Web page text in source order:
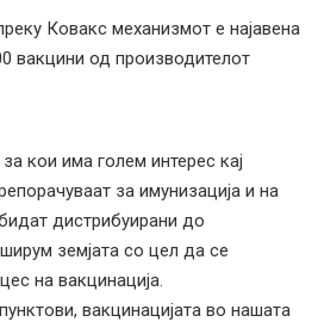
Ковакс механизмот е најавена
вакцини од производителот
кои има голем интерес кај
за имунизација и на
дистрибуирани до
земјата со цел да се
на вакцинација.
вакцинацијата во нашата